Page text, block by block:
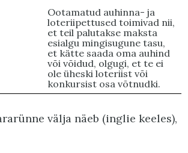
Ootamatud auhinna- ja
loteriipettused toimivad nii,
et teil palutakse maksta
esialgu mingisugune tasu,
et kätte saada oma auhind
või võidud, olgugi, et te ei
ole üheski loteriist või
konkursist osa võtnudki.
välja näeb (inglie keeles),